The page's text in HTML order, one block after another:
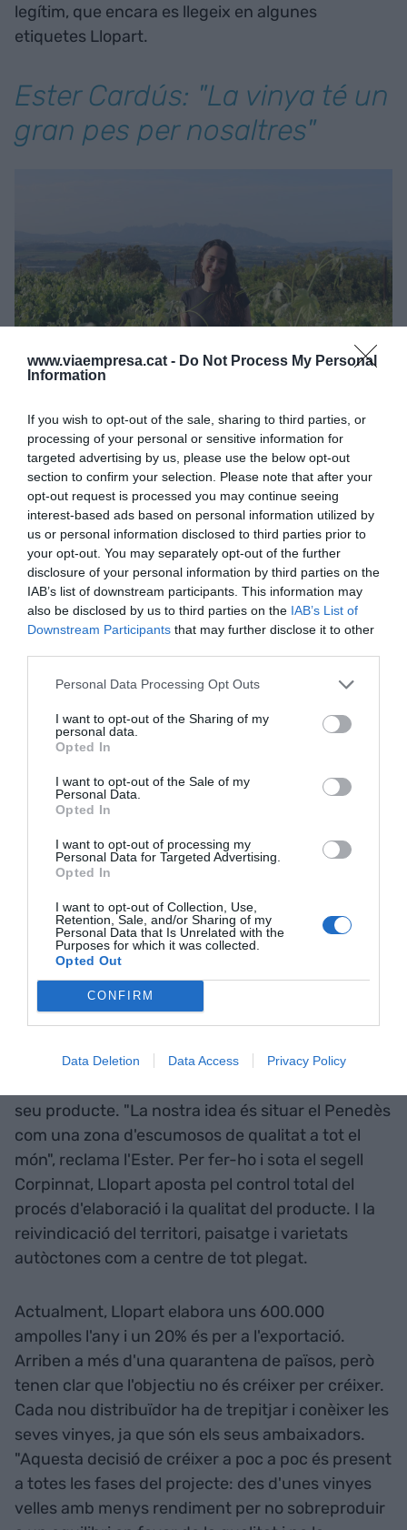
www.viaempresa.cat - Do Not Process My Personal
Information
If you wish to opt-out of the sale, sharing to third parties, or
processing of your personal or sensitive information for
targeted advertising by us, please use the below opt-out
section to confirm your selection. Please note that after your
opt-out request is processed you may continue seeing
interest-based ads based on personal information utilized by
us or personal information disclosed to third parties prior to
your opt-out. You may separately opt-out of the further
disclosure of your personal information by third parties on the
IAB’s list of downstream participants. This information may
also be disclosed by us to third parties on the IAB’s List of
Downstream Participants that may further disclose it to other
Personal Data Processing Opt Outs
I want to opt-out of the Sharing of my
personal data.
Opted In
I want to opt-out of the Sale of my
Personal Data.
Opted In
I want to opt-out of processing my
Personal Data for Targeted Advertising.
Opted In
I want to opt-out of Collection, Use,
Retention, Sale, and/or Sharing of my
Personal Data that Is Unrelated with the
Purposes for which it was collected.
Opted Out
CONFIRM
Data Deletion Data Access Privacy Policy
legítim, que encara es llegeix en algunes
etiquetes Llopart.
Ester Cardús: "La vinya té un
gran pes per nosaltres"
Aquesta és una mostra dels valors que han
marcat la trajectòria dels Llopart, amb
l'"honradesa" i el "treball" com a fonaments. "Del
cep a la vida", resumeix l'Ester per reivindicar la
relació familiar amb el camp. Un ADN que
emfatitza: "És molt important haver estat primer
viticultors i després elaboradors per haver entès
el territori, la vinya i la manera de fer i elaborar els
escumosos".
Per això, té clar que la "vinya té un gran pes" per
volen transmetre en cada vi. Una aposta que van
voler reforçar amb la marca
fundar el 2018 juntament amb altres cellers de la
zona: "Ens ajuda molt a poder transmetre tota la
dona molta més credibilitat per transmetre-ho".
Un segell que cada vegada creix més i té més
imatge internacional pels escumosos de qualitat.
Corpinnat: l'aposta per la
qualitat
internacionalment, especialment ambFrança
seu producte. "La nostra idea és situar el Penedès
com una zona d'escumosos de qualitat a tot el
món", reclama l'Ester. Per fer-ho i sota el segell
Corpinnat, Llopart aposta pel control total del
procés d'elaboració i la qualitat del producte. I la
reivindicació del territori, paisatge i varietats
autòctones com a centre de tot plegat.
Actualment, Llopart elabora uns 600.000
ampolles l'any i un 20% és per a l'exportació.
Arriben a més d'una quarantena de països, però
tenen clar que l'objectiu no és créixer per créixer.
Cada nou distribuïdor ha de trepitjar i conèixer les
seves vinyes, ja que són els seus ambaixadors.
"Aquesta decisió de créixer a poc a poc és present
a totes les fases del projecte: des d'unes vinyes
velles amb menys rendiment per no sobreproduir